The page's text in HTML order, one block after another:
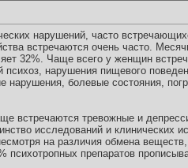
нарушений, часто
встречаются очень часто.
32%. Чаще всего у женщин
психоз, нарушения пищевого
нарушения, болевые состояния,
встречаются тревожные и
исследований и клинических
на различия обмена
психотропных препаратов